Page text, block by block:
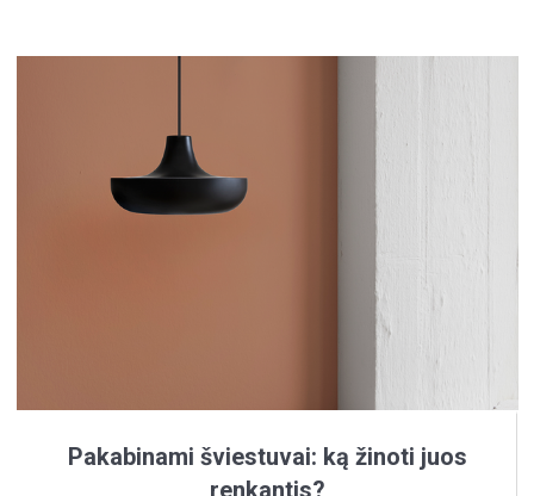
Pakabinami šviestuvai: ką žinoti juos